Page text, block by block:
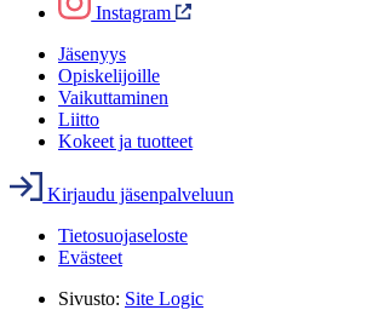
Instagram
Jäsenyys
Opiskelijoille
Vaikuttaminen
Liitto
Kokeet ja tuotteet
Kirjaudu jäsenpalveluun
Tietosuojaseloste
Evästeet
Sivusto: Site Logic